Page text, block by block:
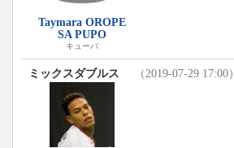
Taymara OROPE
SA PUPO
キューバ
ミックスダブルス （2019-07-29 17:00）